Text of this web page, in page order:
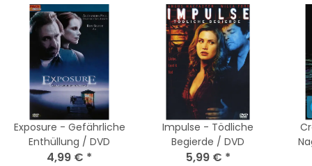
Exposure - Gefährliche
Enthüllung / DVD
4,99 € *
Impulse - Tödliche
Begierde / DVD
5,99 € *